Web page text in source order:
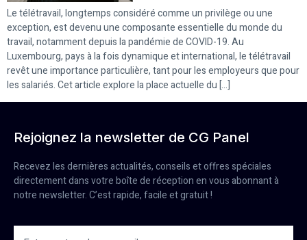
Le télétravail, longtemps considéré comme un privilège ou une
exception, est devenu une composante essentielle du monde du
travail, notamment depuis la pandémie de COVID-19. Au
Luxembourg, pays à la fois dynamique et international, le télétravail
revêt une importance particulière, tant pour les employeurs que pour
les salariés. Cet article explore la place actuelle du […]
Rejoignez la newsletter de CG Panel
Recevez les dernières actualités, conseils et offres spéciales
directement dans votre boîte de réception en vous abonnant à
notre newsletter. C’est rapide, facile et gratuit !